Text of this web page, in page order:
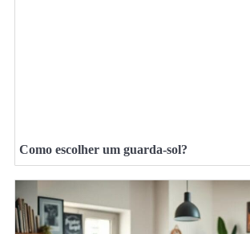
Como escolher um guarda-sol?